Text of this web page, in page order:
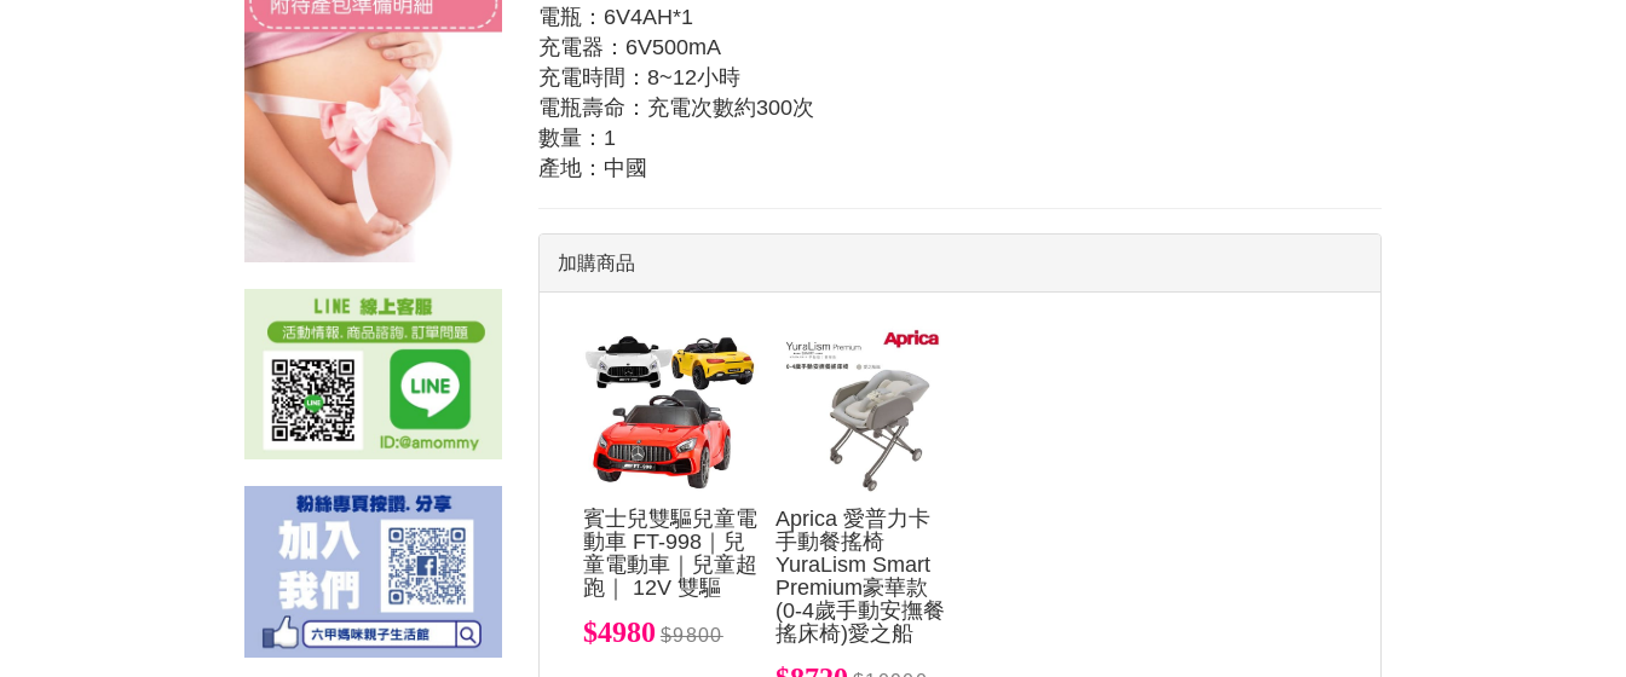
電瓶：6V4AH*1
充電器：6V500mA
充電時間：8~12小時
電瓶壽命：充電次數約300次
數量：1
產地：中國
加購商品
賓士兒雙驅兒童電
動車 FT-998｜兒
童電動車｜兒童超
跑｜ 12V 雙驅
$4980 $9800
Aprica 愛普力卡
手動餐搖椅
YuraLism Smart
Premium豪華款
(0-4歲手動安撫餐
搖床椅)愛之船